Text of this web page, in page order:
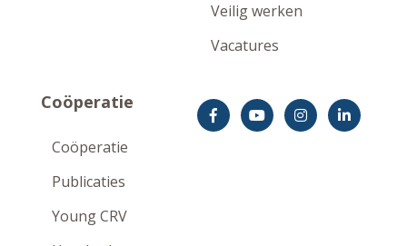
Veilig werken
Vacatures
Coöperatie
Coöperatie
Publicaties
Young CRV